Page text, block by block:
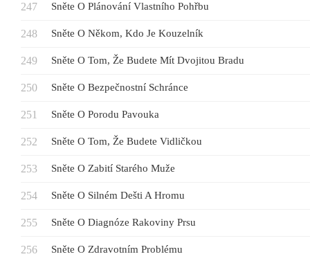
Sněte O Plánování Vlastního Pohřbu
Sněte O Někom, Kdo Je Kouzelník
Sněte O Tom, Že Budete Mít Dvojitou Bradu
Sněte O Bezpečnostní Schránce
Sněte O Porodu Pavouka
Sněte O Tom, Že Budete Vidličkou
Sněte O Zabití Starého Muže
Sněte O Silném Dešti A Hromu
Sněte O Diagnóze Rakoviny Prsu
Sněte O Zdravotním Problému